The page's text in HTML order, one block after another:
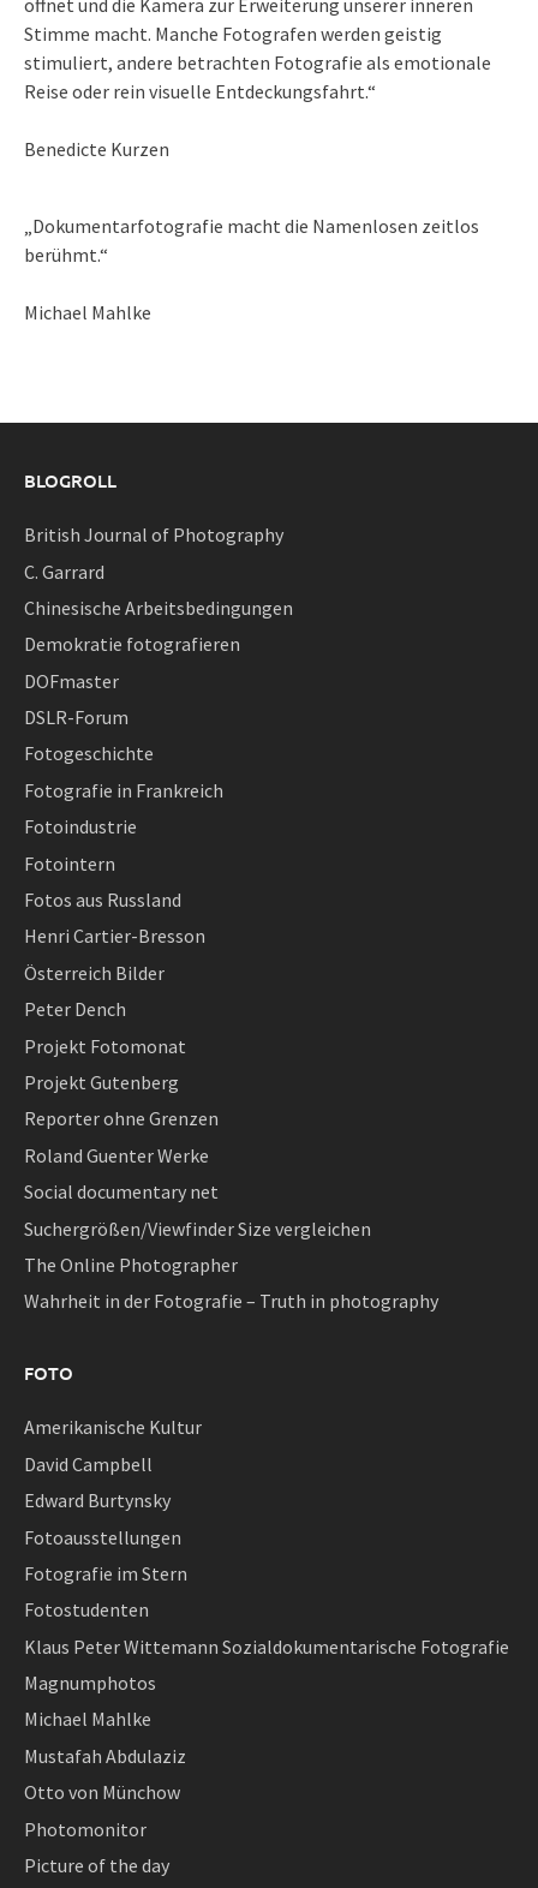
öffnet und die Kamera zur Erweiterung unserer inneren
Stimme macht. Manche Fotografen werden geistig
stimuliert, andere betrachten Fotografie als emotionale
Reise oder rein visuelle Entdeckungsfahrt.“
Benedicte Kurzen
„Dokumentarfotografie macht die Namenlosen zeitlos
berühmt.“
Michael Mahlke
BLOGROLL
British Journal of Photography
C. Garrard
Chinesische Arbeitsbedingungen
Demokratie fotografieren
DOFmaster
DSLR-Forum
Fotogeschichte
Fotografie in Frankreich
Fotoindustrie
Fotointern
Fotos aus Russland
Henri Cartier-Bresson
Österreich Bilder
Peter Dench
Projekt Fotomonat
Projekt Gutenberg
Reporter ohne Grenzen
Roland Guenter Werke
Social documentary net
Suchergrößen/Viewfinder Size vergleichen
The Online Photographer
Wahrheit in der Fotografie – Truth in photography
FOTO
Amerikanische Kultur
David Campbell
Edward Burtynsky
Fotoausstellungen
Fotografie im Stern
Fotostudenten
Klaus Peter Wittemann Sozialdokumentarische Fotografie
Magnumphotos
Michael Mahlke
Mustafah Abdulaziz
Otto von Münchow
Photomonitor
Picture of the day